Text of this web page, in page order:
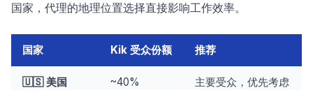
国家，代理的地理位置选择直接影响工作效率。
国家 Kik 受众份额 推荐
🇺🇸 美国 ~40% 主要受众，优先考虑